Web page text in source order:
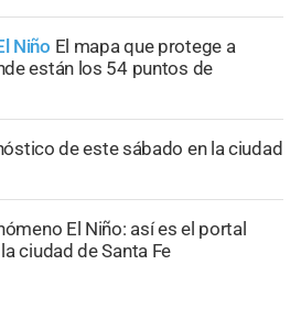
Niño El mapa que protege a
están los 54 puntos de
de este sábado en la ciudad
El Niño: así es el portal
ciudad de Santa Fe